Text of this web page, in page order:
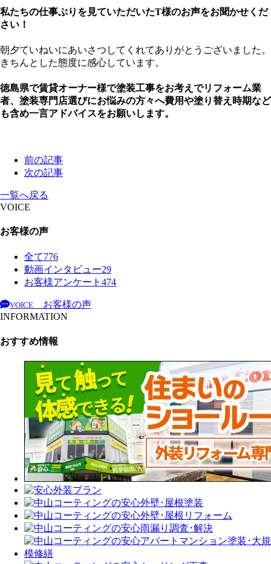
私たちの仕事ぶりを見ていただいたT様のお声をお聞かせくだ
さい！
朝夕ていねいにあいさつしてくれてありがとうございました。
きちんとした態度に感心しています。
徳島県で賃貸オーナー様で塗装工事をお考えでリフォーム業
者、塗装専門店選びにお悩みの方々へ費用や塗り替え時期など
も含め一言アドバイスをお願いします。
前の記事
次の記事
一覧へ戻る
VOICE
お客様の声
全て776
動画インタビュー29
お客様アンケート 474
VOICE
お客様の声
INFORMATION
おすすめ情報